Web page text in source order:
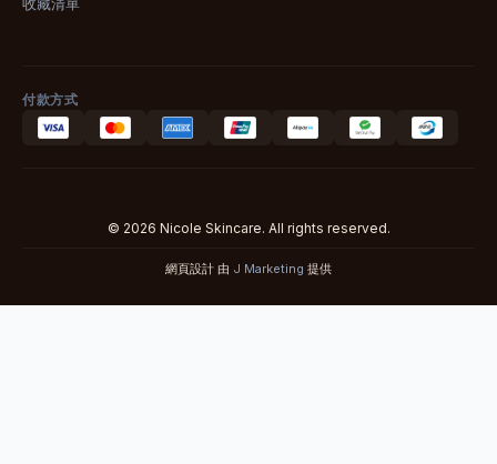
付款方式
© 2026 Nicole Skincare. All rights reserved.
網頁設計 由 J Marketing 提供